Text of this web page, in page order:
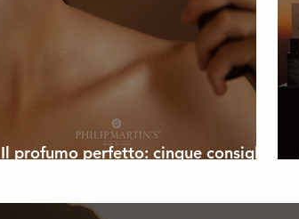
Il profumo perfetto: cinque consigli